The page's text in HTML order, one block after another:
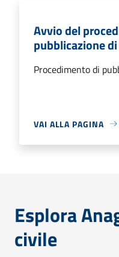
Avvio del
pubblicazione
Procedimento di
VAI ALLA PAGINA
Esplora
civile